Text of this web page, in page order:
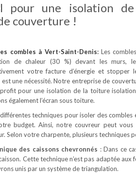
pour une isolation
couverture !
combles à Vert-Saint-Denis:Les
de chaleur (30 %) devant les murs,
votre facture d’énergie et stopper
est une nécessité. Notre entreprise de
pour une isolation de la toiture
également l’écran sous toiture.
techniques pour isoler des
budget. Ainsi, notre couvreur peut
Selon votre charpente, plusieurs techniques
des caissons chevronnés : Dans ce
Cette technique n’est pas adaptée
unis par un système de triangulation.